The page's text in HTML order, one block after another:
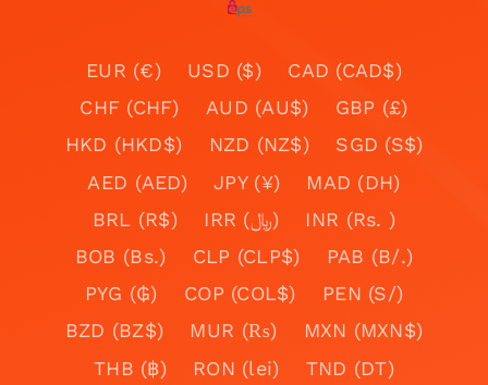
EUR (€) USD ($)
CAD (CAD$)
CHF (CHF)
AUD (AU$)
GBP (£)
HKD (HKD$)
NZD (NZ$)
SGD (S$)
AED (AED)
JPY (¥)
MAD (DH)
BRL (R$)
IRR (﷼)
INR (Rs. )
BOB (Bs.)
CLP (CLP$)
PAB (B/.)
PYG (₲)
COP (COL$)
PEN (S/)
BZD (BZ$)
MUR (₨)
MXN (MXN$)
THB (฿)
RON (lei)
TND (DT)